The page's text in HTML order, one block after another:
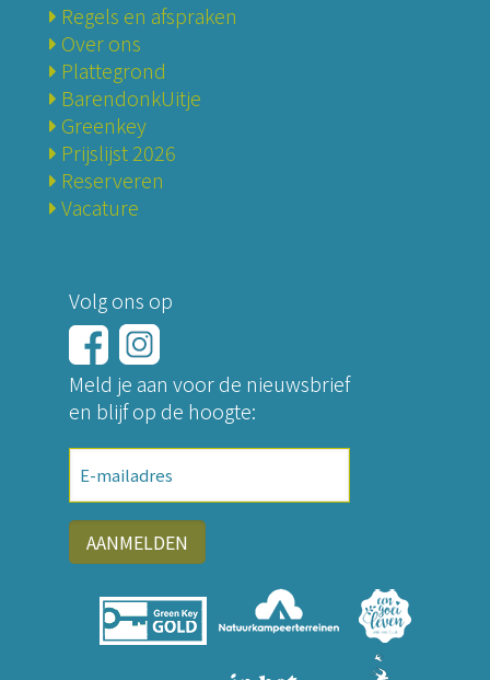
Regels en afspraken
Over ons
Plattegrond
BarendonkUitje
Greenkey
Prijslijst 2026
Reserveren
Vacature
Volg ons op
Meld je aan voor de nieuwsbrief
en blijf op de hoogte:
mailadres
AANMELDEN